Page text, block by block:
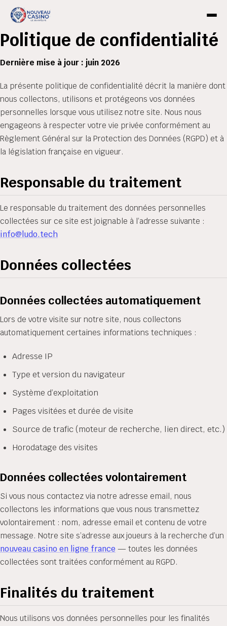
Politique de confidentialité
Dernière mise à jour : juin 2026
La présente politique de confidentialité décrit la manière dont
nous collectons, utilisons et protégeons vos données
personnelles lorsque vous utilisez notre site. Nous nous
engageons à respecter votre vie privée conformément au
Règlement Général sur la Protection des Données (RGPD) et à
la législation française en vigueur.
Responsable du traitement
Le responsable du traitement des données personnelles
collectées sur ce site est joignable à l’adresse suivante :
info@ludo.tech
Données collectées
Données collectées automatiquement
Lors de votre visite sur notre site, nous collectons
automatiquement certaines informations techniques :
Adresse IP
Type et version du navigateur
Système d’exploitation
Pages visitées et durée de visite
Source de trafic (moteur de recherche, lien direct, etc.)
Horodatage des visites
Données collectées volontairement
Si vous nous contactez via notre adresse email, nous
collectons les informations que vous nous transmettez
volontairement : nom, adresse email et contenu de votre
message. Notre site s’adresse aux joueurs à la recherche d’un
nouveau casino en ligne france — toutes les données
collectées sont traitées conformément au RGPD.
Finalités du traitement
Nous utilisons vos données personnelles pour les finalités